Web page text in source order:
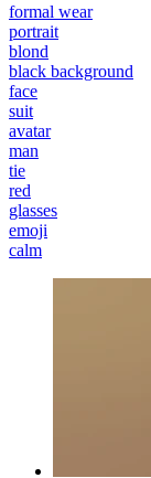
formal wear
portrait
blond
black background
face
suit
avatar
man
tie
red
glasses
emoji
calm